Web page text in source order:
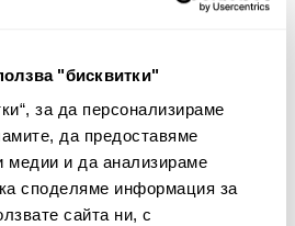
"бисквитки"
за да персонализираме
да предоставяме
медии и да анализираме
споделяме информация за
сайта ни, с
за да сте в крак с
ексклузивни оферти.